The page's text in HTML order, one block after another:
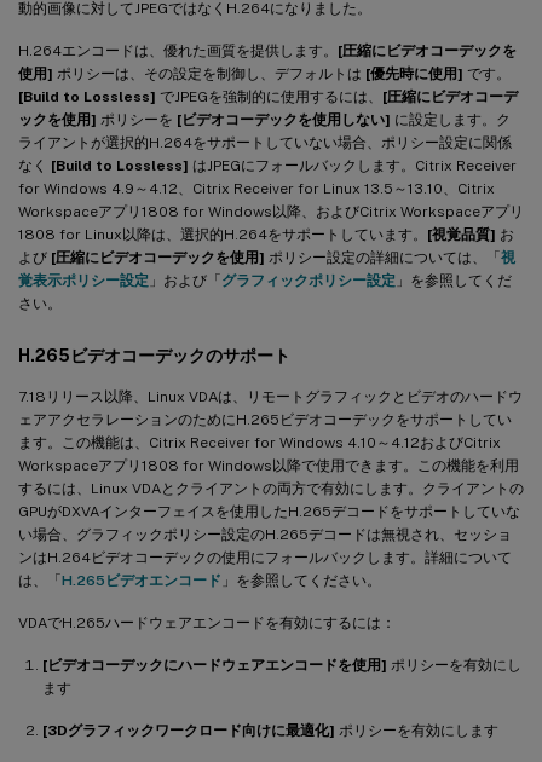
動的画像に対してJPEGではなくH.264になりました。
H.264エンコードは、優れた画質を提供します。 [圧縮にビデオコーデックを
使用] ポリシーは、その設定を制御し、デフォルトは [優先時に使用] です。
[Build to Lossless] でJPEGを強制的に使用するには、 [圧縮にビデオコーデ
ックを使用] ポリシーを [ビデオコーデックを使用しない] に設定します。ク
ライアントが選択的H.264をサポートしていない場合、ポリシー設定に関係
なく [Build to Lossless] はJPEGにフォールバックします。Citrix Receiver
for Windows 4.9～4.12、Citrix Receiver for Linux 13.5～13.10、Citrix
Workspaceアプリ1808 for Windows以降、およびCitrix Workspaceアプリ
1808 for Linux以降は、選択的H.264をサポートしています。 [視覚品質] お
よび [圧縮にビデオコーデックを使用] ポリシー設定の詳細については、「視
覚表示ポリシー設定 」および「グラフィックポリシー設定 」を参照してくだ
さい。
H.265ビデオコーデックのサポート
7.18リリース以降、Linux VDAは、リモートグラフィックとビデオのハードウ
ェアアクセラレーションのためにH.265ビデオコーデックをサポートしてい
ます。この機能は、Citrix Receiver for Windows 4.10～4.12およびCitrix
Workspaceアプリ1808 for Windows以降で使用できます。この機能を利用
するには、Linux VDAとクライアントの両方で有効にします。クライアントの
GPUがDXVAインターフェイスを使用したH.265デコードをサポートしていな
い場合、グラフィックポリシー設定のH.265デコードは無視され、セッショ
ンはH.264ビデオコーデックの使用にフォールバックします。詳細について
は、「H.265ビデオエンコード 」を参照してください。
VDAでH.265ハードウェアエンコードを有効にするには：
[ビデオコーデックにハードウェアエンコードを使用] ポリシーを有効にし
ます
[3Dグラフィックワークロード向けに最適化] ポリシーを有効にします